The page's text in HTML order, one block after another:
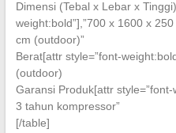
Dimensi (Tebal x Lebar x
weight:bold”],”700 x 1600 x
cm (outdoor)”
Berat[attr style=”font-
(outdoor)
Garansi Produk[attr
3 tahun kompressor”
[/table]